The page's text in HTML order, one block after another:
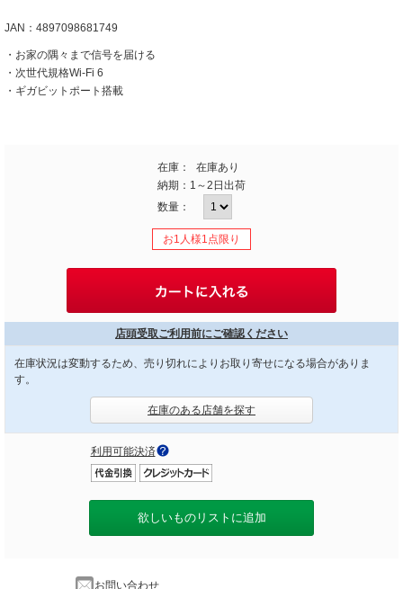
JAN：4897098681749
・お家の隅々まで信号を届ける
・次世代規格Wi-Fi 6
・ギガビットポート搭載
在庫：
在庫あり
納期： 1～2日出荷
数量：
お1人様1点限り
店頭受取ご利用前にご確認ください
在庫状況は変動するため、売り切れによりお取り寄せになる場合がありま
す。
在庫のある店舗を探す
利用可能決済
欲しいものリストに追加
お問い合わせ